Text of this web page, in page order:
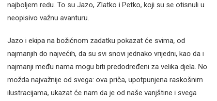
najboljem redu. To su Jazo, Zlatko i Petko, koji su se otisnuli u
neopisivo važnu avanturu.
Jazo i ekipa na božićnom zadatku pokazat će svima, od
najmanjih do najvećih, da su svi snovi jednako vrijedni, kao da i
najmanji među nama mogu biti predodređeni za velika djela. No
možda najvažnije od svega: ova priča, upotpunjena raskošnim
ilustracijama, ukazat će nam da je od naše vanjštine i svega